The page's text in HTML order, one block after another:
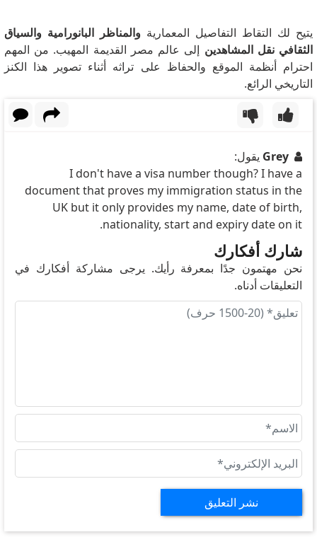
يتيح لك التقاط التفاصيل المعماريةوالمناظر البانورامية والسياق
الثقافي نقل المشاهدين إلى عالم مصر القديمة المهيب. من المهم
احترام أنظمة الموقع والحفاظ على تراثه أثناء تصوير هذا الكنز
التاريخي الرائع.
Grey يقول:
I don't have a visa number though? I have a
document that proves my immigration status in the
UK but it only provides my name, date of birth,
nationality, start and expiry date on it.
شارك أفكارك
نحن مهتمون جدًا بمعرفة رأيك. يرجى مشاركة أفكارك في
التعليقات أدناه.
نشر التعليق